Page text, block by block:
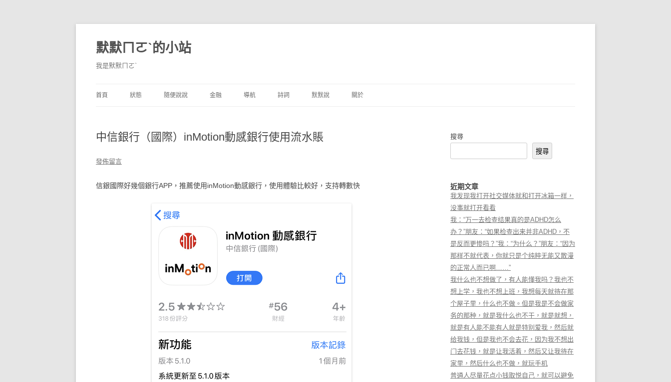
默默ㄇㄛˋ的小站
我是默默ㄇㄛˋ
首頁 狀態
獨白
隨便說說 金融
券商
導航 詩詞 默默說 關於
中信銀行（國際）inMotion動感銀行使用流水賬
發佈留言
信銀國際好幾個銀行APP，推薦使用inMotion動感銀行，使用體驗比較好，支持轉數快
搜尋
搜尋
近期文章
我发现我打开社交媒体就和打开冰箱一样，
没事就打开看看
我：“万一去检查结果真的是ADHD怎么
办？”朋友：“如果检查出来并非ADHD，不
是反而更惨吗？”我：“为什么？”朋友：“因为
那样不就代表，你就只是个纯粹无能又散漫
的正常人而已啊……”
我什么也不想做了，有人能懂我吗？我也不
想上学，我也不想上班，我想每天就待在那
个屋子里，什么也不做。但是我是不会做家
务的那种，就是我什么也不干，就是就想，
就是有人能不能有人就是特别爱我，然后就
给我钱，但是我也不会去花，因为我不想出
门去花钱，就是让我活着，然后又让我待在
家里，然后什么也不做，就玩手机
普通人尽量花点小钱取悦自己，就可以避免